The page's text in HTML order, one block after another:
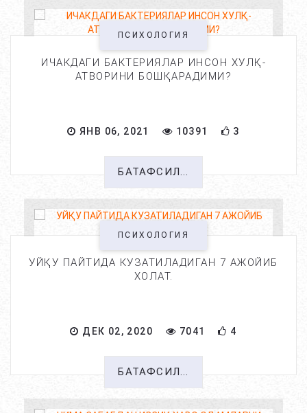
ПСИХОЛОГИЯ
ИЧАКДАГИ БАКТЕРИЯЛАР ИНСОН ХУЛҚ-
АТВОРИНИ БОШҚАРАДИМИ?
ЯНВ 06, 2021 10391 3
БАТАФСИЛ...
ПСИХОЛОГИЯ
УЙҚУ ПАЙТИДА КУЗАТИЛАДИГАН 7 АЖОЙИБ
ХОЛАТ.
ДЕК 02, 2020 7041 4
БАТАФСИЛ...